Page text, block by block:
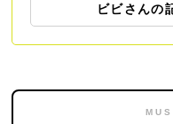
ビビさんの